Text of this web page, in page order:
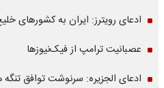
ادعای رویترز: ایران به کشورهای
عصبانیت ترامپ از فیک‌نیوزها
ادعای الجزیره: سرنوشت توافق